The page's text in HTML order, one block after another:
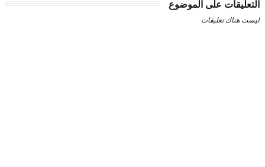
التعليقات على الموضوع
ليست هناك تعليقات